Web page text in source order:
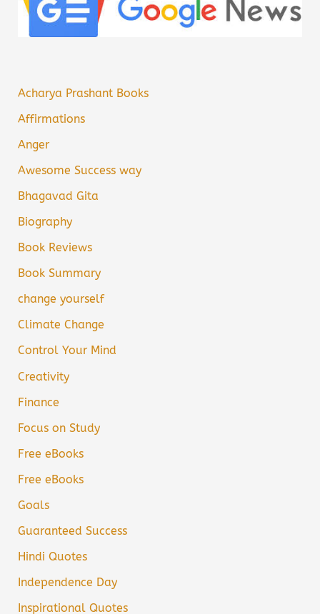
Acharya Prashant Books
Affirmations
Anger
Awesome Success way
Bhagavad Gita
Biography
Book Reviews
Book Summary
change yourself
Climate Change
Control Your Mind
Creativity
Finance
Focus on Study
Free eBooks
Free eBooks
Goals
Guaranteed Success
Hindi Quotes
Independence Day
Inspirational Quotes